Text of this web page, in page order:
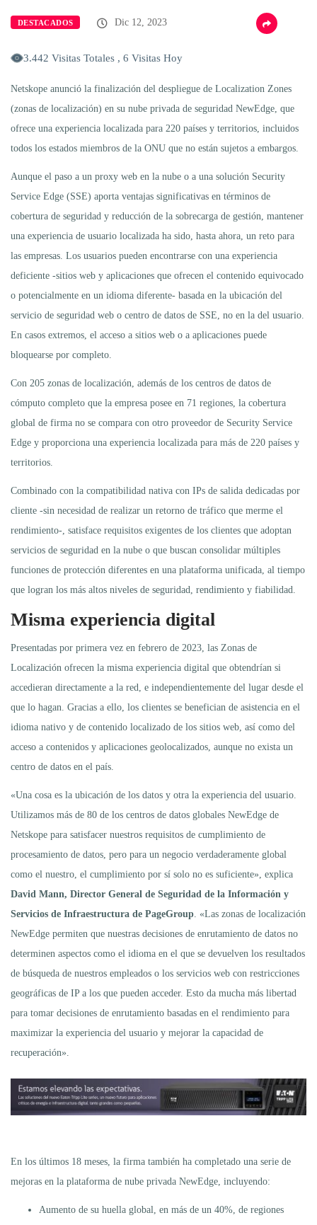
DESTACADOS Dic 12, 2023
3.442 Visitas Totales , 6 Visitas Hoy
Netskope anunció la finalización del despliegue de Localization Zones
(zonas de localización) en su nube privada de seguridad NewEdge, que
ofrece una experiencia localizada para 220 países y territorios, incluidos
todos los estados miembros de la ONU que no están sujetos a embargos.
Aunque el paso a un proxy web en la nube o a una solución Security
Service Edge (SSE) aporta ventajas significativas en términos de
cobertura de seguridad y reducción de la sobrecarga de gestión, mantener
una experiencia de usuario localizada ha sido, hasta ahora, un reto para
las empresas. Los usuarios pueden encontrarse con una experiencia
deficiente -sitios web y aplicaciones que ofrecen el contenido equivocado
o potencialmente en un idioma diferente- basada en la ubicación del
servicio de seguridad web o centro de datos de SSE, no en la del usuario.
En casos extremos, el acceso a sitios web o a aplicaciones puede
bloquearse por completo.
Con 205 zonas de localización, además de los centros de datos de
cómputo completo que la empresa posee en 71 regiones, la cobertura
global de firma no se compara con otro proveedor de Security Service
Edge y proporciona una experiencia localizada para más de 220 países y
territorios.
Combinado con la compatibilidad nativa con IPs de salida dedicadas por
cliente -sin necesidad de realizar un retorno de tráfico que merme el
rendimiento-, satisface requisitos exigentes de los clientes que adoptan
servicios de seguridad en la nube o que buscan consolidar múltiples
funciones de protección diferentes en una plataforma unificada, al tiempo
que logran los más altos niveles de seguridad, rendimiento y fiabilidad.
Misma experiencia digital
Presentadas por primera vez en febrero de 2023, las Zonas de
Localización ofrecen la misma experiencia digital que obtendrían si
accedieran directamente a la red, e independientemente del lugar desde el
que lo hagan. Gracias a ello, los clientes se benefician de asistencia en el
idioma nativo y de contenido localizado de los sitios web, así como del
acceso a contenidos y aplicaciones geolocalizados, aunque no exista un
centro de datos en el país.
«Una cosa es la ubicación de los datos y otra la experiencia del usuario.
Utilizamos más de 80 de los centros de datos globales NewEdge de
Netskope para satisfacer nuestros requisitos de cumplimiento de
procesamiento de datos, pero para un negocio verdaderamente global
como el nuestro, el cumplimiento por sí solo no es suficiente», explica
David Mann, Director General de Seguridad de la Información y
Servicios de Infraestructura de PageGroup . «Las zonas de localización
NewEdge permiten que nuestras decisiones de enrutamiento de datos no
determinen aspectos como el idioma en el que se devuelven los resultados
de búsqueda de nuestros empleados o los servicios web con restricciones
geográficas de IP a los que pueden acceder. Esto da mucha más libertad
para tomar decisiones de enrutamiento basadas en el rendimiento para
maximizar la experiencia del usuario y mejorar la capacidad de
recuperación».
En los últimos 18 meses, la firma también ha completado una serie de
mejoras en la plataforma de nube privada NewEdge, incluyendo:
Aumento de su huella global, en más de un 40%, de regiones